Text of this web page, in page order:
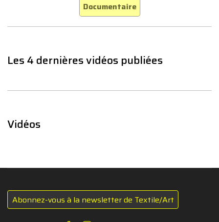
Documentaire
Les 4 dernières vidéos publiées
Vidéos
Abonnez-vous à la newsletter de Textile/Art